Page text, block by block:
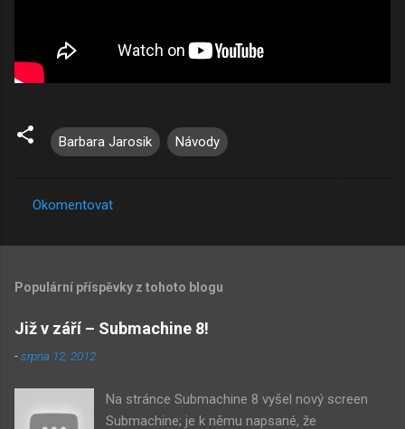
Barbara Jarosik Návody
o
e
n
Okomentovat
Populární příspěvky z tohoto blogu
Již v září – Submachine 8!
-srpna 12, 2012
Na stránce Submachine 8 vyšel nový screen
Submachine; je k němu napsané, že